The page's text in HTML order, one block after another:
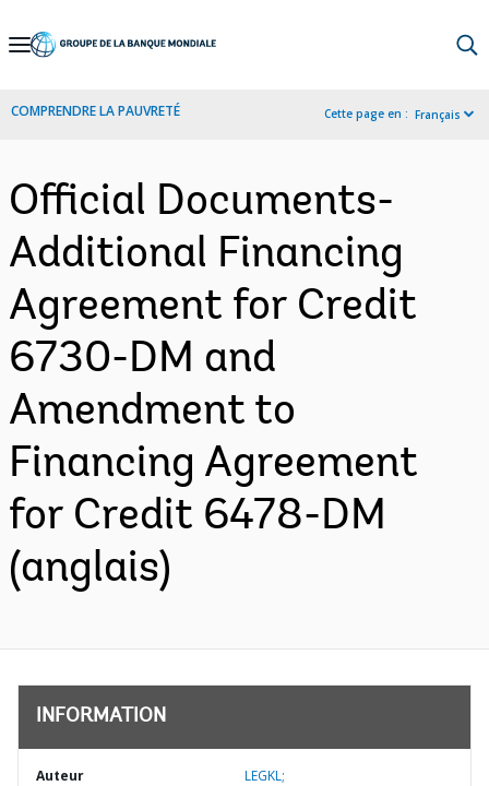
Skip
Navigation
COMPRENDRE LA PAUVRETÉ Cette page en : Français
Official Documents-
Additional Financing
Agreement for Credit
6730-DM and
Amendment to
Financing Agreement
for Credit 6478-DM
(anglais)
INFORMATION
Auteur LEGKL;